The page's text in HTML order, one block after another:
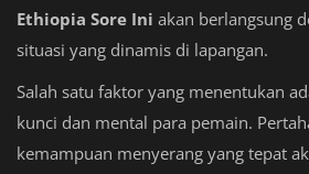
Ethiopia Sore Ini akan berlangsung
situasi yang dinamis di lapangan.
Salah satu faktor yang menentukan
kunci dan mental para pemain.
kemampuan menyerang yang tepat